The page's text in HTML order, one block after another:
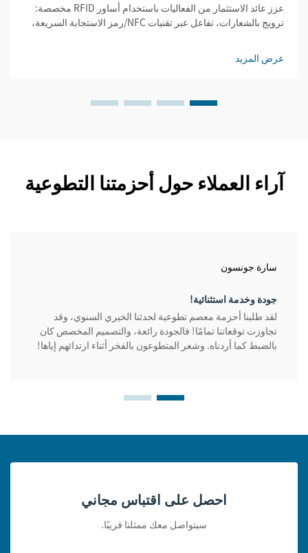
عزز عائد الاستثمار من الفعاليات باستخدام أساور RFID مخصصة:
ترويج بالشعارات، تفاعل عبر تقنيات NFC/رمز الاستجابة السريعة،
احصل على إستراتيجيتك المُخصصة الآن.
عرض المزيد
آراء العملاء حول أحزمتنا التطوعية
سارة جونسون
جودة وخدمة استثنائية!
لقد طلبنا أحزمة معصم تطوعية لحدثنا الخيري السنوي، وقد
تجاوزت توقعاتنا تمامًا! فالجودة رائعة، والتصميم المخصص كان
بالضبط كما أردناه. وشعر المتطوعون بالفخر أثناء ارتدائهم إياها!
احصل على اقتباس مجاني
سيتواصل معك ممثلنا قريبًا.